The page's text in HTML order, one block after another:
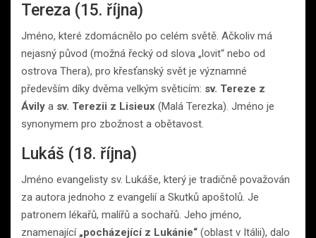
Tereza (15. října)
Jméno, které zdomácnělo po celém světě. Ačkoliv má
nejasný původ (možná řecký od slova „lovit“ nebo od
ostrova Thera), pro křesťanský svět je významné
především díky dvěma velkým světicím: sv. Tereze z
Ávily a sv. Terezii z Lisieux (Malá Terezka). Jméno je
synonymem pro zbožnost a obětavost.
Lukáš (18. října)
Jméno evangelisty sv. Lukáše, který je tradičně považován
za autora jednoho z evangelií a Skutků apoštolů. Je
patronem lékařů, malířů a sochařů. Jeho jméno,
znamenající „pocházející z Lukánie“ (oblast v Itálii), dalo